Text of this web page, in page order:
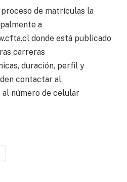
de matrículas la
a
donde está publicado
carreras
duración, perfil y
contactar al
al número de celular